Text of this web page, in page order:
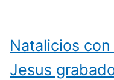
Natalicios
Jesus